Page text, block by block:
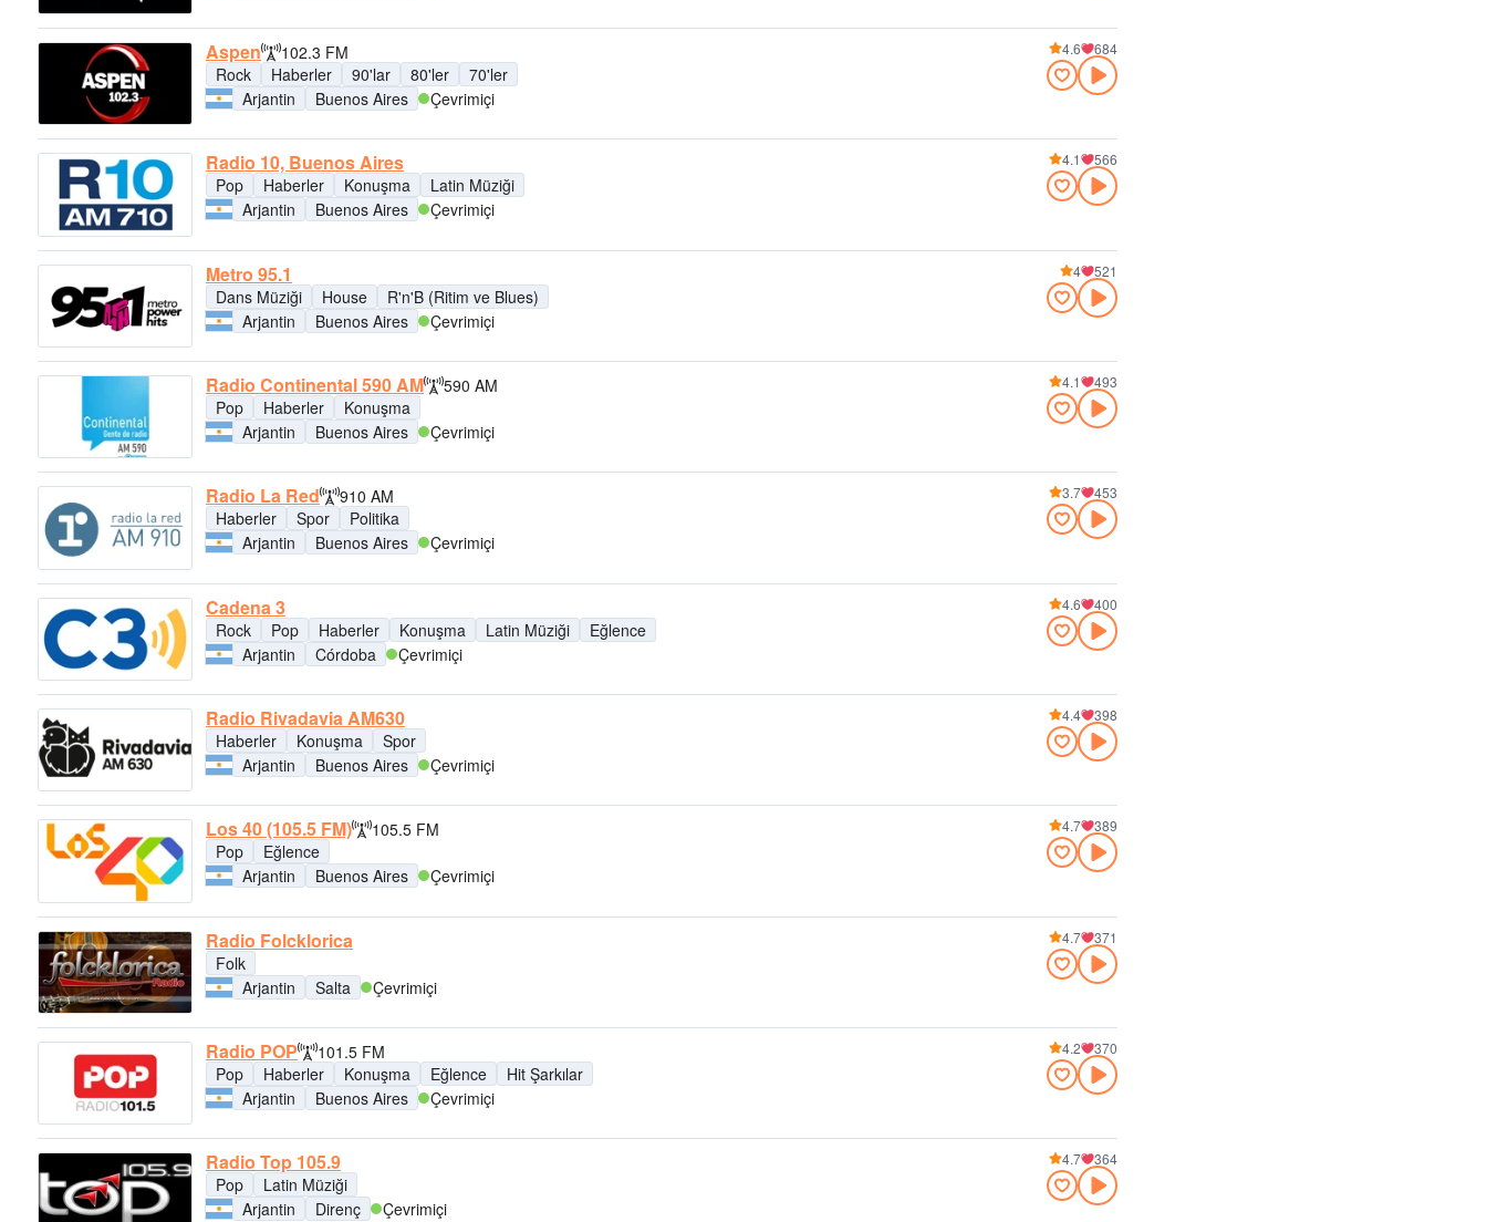
Aspen
102.3 FM
Rock
Haberler 90'lar 80'ler
70'ler
Arjantin
Buenos Aires Çevrimiçi
4.6 684
Radio 10, Buenos Aires
Pop Haberler Konuşma
Latin Müziği
Arjantin
Buenos Aires Çevrimiçi
4.1 566
Metro 95.1
Dans Müziği House
R'n'B (Ritim ve Blues)
Arjantin
Buenos Aires Çevrimiçi
4 521
Radio Continental 590 AM
590 AM
Pop
Haberler
Konuşma
Arjantin
Buenos Aires Çevrimiçi
4.1 493
Radio La Red
910 AM
Haberler
Spor
Politika
Arjantin
Buenos Aires Çevrimiçi
3.7 453
Cadena 3
Rock Pop Haberler Konuşma Latin Müziği
Eğlence
Arjantin
Córdoba Çevrimiçi
4.6 400
Radio Rivadavia AM630
Haberler Konuşma
Spor
Arjantin
Buenos Aires Çevrimiçi
4.4 398
Los 40 (105.5 FM)
105.5 FM
Pop
Eğlence
Arjantin
Buenos Aires Çevrimiçi
4.7 389
Radio Folcklorica
Folk
Arjantin
Salta Çevrimiçi
4.7 371
Radio POP
101.5 FM
Pop
Haberler Konuşma Eğlence
Hit Şarkılar
Arjantin
Buenos Aires Çevrimiçi
4.2 370
Radio Top 105.9
Pop
Latin Müziği
Arjantin
Direnç Çevrimiçi
4.7 364